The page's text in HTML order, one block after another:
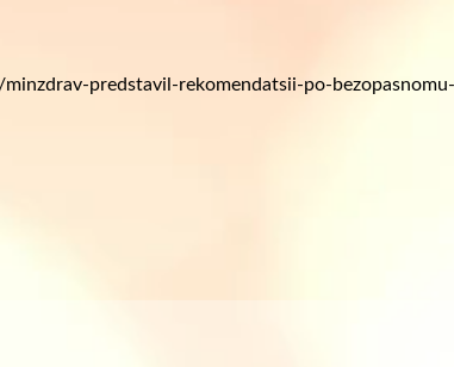
predstavil-rekomendatsii-po-